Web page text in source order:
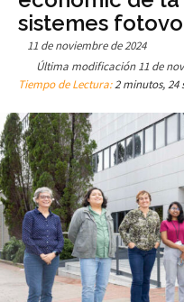
sistemes
11 de noviembre de 2024
Última modificación 11 de
Tiempo de Lectura:2 minutos, 24